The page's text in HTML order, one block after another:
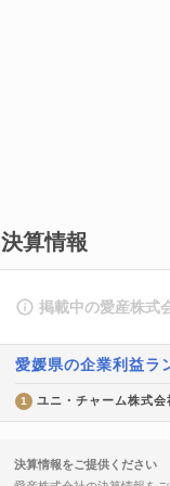
決算情報
掲載中の愛産株式
愛媛県の企業利益ラ
1 ユニ・チャーム株式会
決算情報をご提供ください